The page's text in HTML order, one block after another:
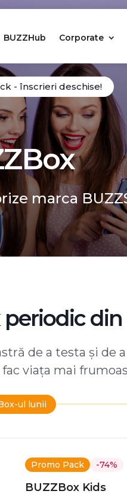
BUZZHub Corporate
- înscrieri deschise!
marca
de a testa și de
viața mai
ul lunii
Promo Pack -74%
BUZZBox Kids